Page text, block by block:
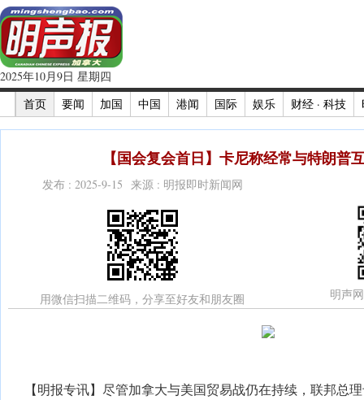
2025年10月9日 星期四
首页
要闻 加国 中国 港闻 国际 娱乐 财经 · 科技
【国会复会首日】卡尼称经常与特朗普
发布 : 2025-9-15 来源 : 明报即时新闻网
用微信扫描二维码，分享至好友和朋友圈 明声
【明报专讯】尽管加拿大与美国贸易战仍在持续，联邦总